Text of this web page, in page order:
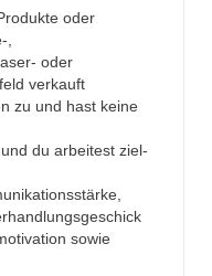
oder
,
oder
verkauft
zu und hast keine
du arbeitest ziel-
sowie